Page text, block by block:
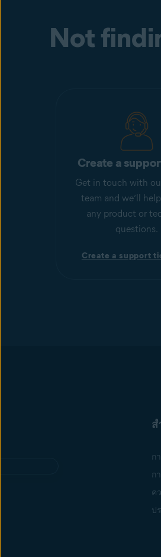
Not
Create a
Get in touch with
team and we’ll
any product or
questions.
Create a support
ส
ก
ก
ค
ป